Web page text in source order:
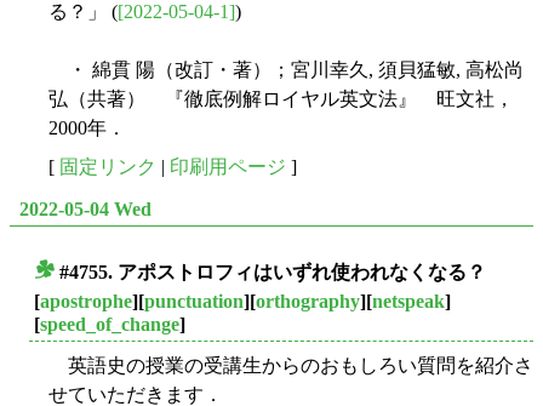
る？」 ([2022-05-04-1])
・ 綿貫 陽（改訂・著）；宮川幸久, 須貝猛敏, 高松尚
弘（共著） 『徹底例解ロイヤル英文法』 旺文社，
2000年．
[ 固定リンク | 印刷用ページ ]
2022-05-04 Wed
#4755. アポストロフィはいずれ使われなくなる？
[apostrophe][punctuation][orthography][netspeak]
[speed_of_change]
英語史の授業の受講生からのおもしろい質問を紹介さ
せていただきます．